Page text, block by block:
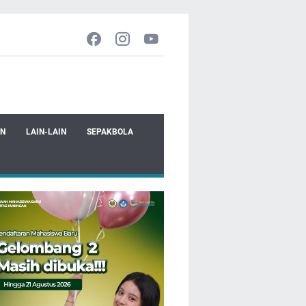
LAIN-LAIN SEPAKBOLA